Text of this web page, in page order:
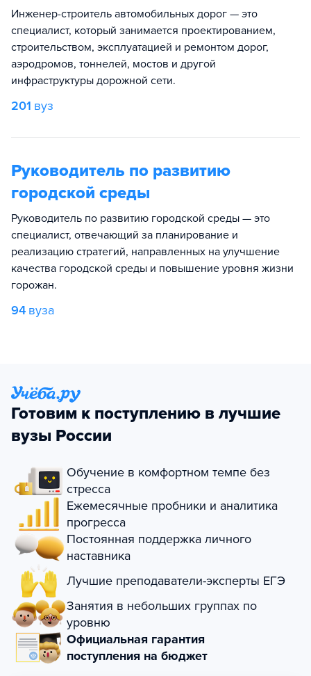
Инженер-строитель автомобильных дорог — это
специалист, который занимается проектированием,
строительством, эксплуатацией и ремонтом дорог,
аэродромов, тоннелей, мостов и другой
инфраструктуры дорожной сети.
201 вуз
Руководитель по развитию
городской среды
Руководитель по развитию городской среды — это
специалист, отвечающий за планирование и
реализацию стратегий, направленных на улучшение
качества городской среды и повышение уровня жизни
горожан.
94 вуза
Готовим к поступлению в лучшие
вузы России
Обучение в комфортном темпе без
стресса
Ежемесячные пробники и аналитика
прогресса
Постоянная поддержка личного
наставника
Лучшие преподаватели-эксперты ЕГЭ
Занятия в небольших группах по
уровню
Официальная гарантия
поступления на бюджет